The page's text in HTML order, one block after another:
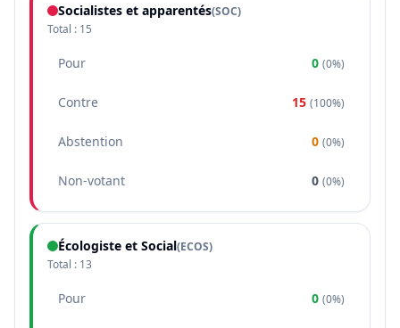
Socialistes et apparentés(SOC)
Total : 15
Pour 0 (0%)
Contre 15 (100%)
Abstention 0 (0%)
Non-votant 0 (0%)
Écologiste et Social(ECOS)
Total : 13
Pour 0 (0%)